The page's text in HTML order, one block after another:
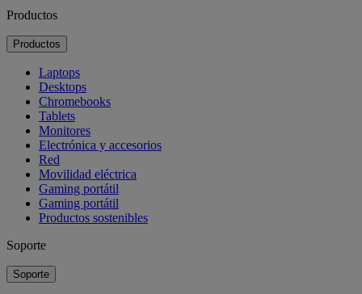
Productos
Productos
Laptops
Desktops
Chromebooks
Tablets
Monitores
Electrónica y accesorios
Red
Movilidad eléctrica
Gaming portátil
Gaming portátil
Productos sostenibles
Soporte
Soporte